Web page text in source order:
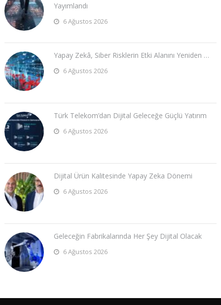
Yayımlandı
6 Ağustos 2026
Yapay Zekâ, Siber Risklerin Etki Alanını Yeniden …
6 Ağustos 2026
Türk Telekom’dan Dijital Geleceğe Güçlü Yatırım
6 Ağustos 2026
Dijital Ürün Kalitesinde Yapay Zeka Dönemi
6 Ağustos 2026
Geleceğin Fabrikalarında Her Şey Dijital Olacak
6 Ağustos 2026